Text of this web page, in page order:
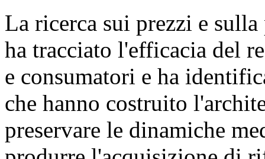
La ricerca sui prezzi e
ha tracciato l'efficacia del
e consumatori e ha
che hanno costruito
preservare le dinamiche